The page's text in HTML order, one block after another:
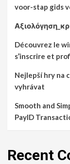
voor-stap gids
Découvrez le
s’inscrire et
Nejlepší hry na
vyhrávat
Smooth and
PayID
Recent